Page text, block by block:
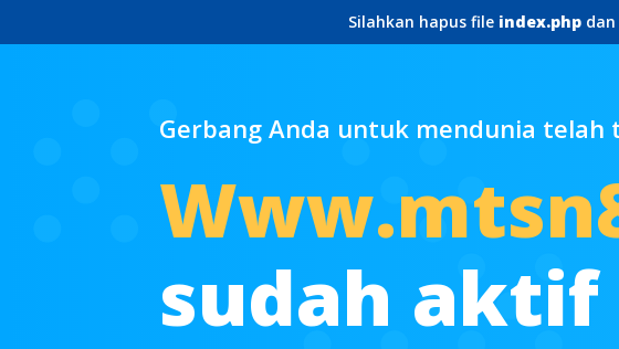
Silahkan hapus file index.phpdan
Gerbang Anda untuk mendunia telah
sudah aktif